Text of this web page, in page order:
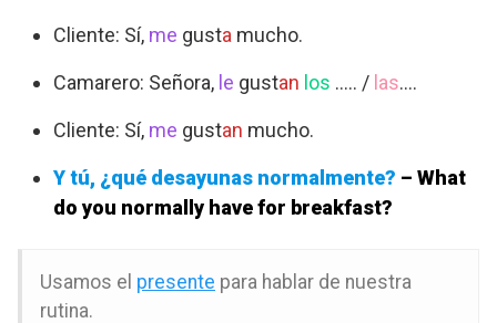
Cliente: Sí, me gusta mucho.
Camarero: Señora, le gustan los ….. / las….
Cliente: Sí, me gustan mucho.
Y tú, ¿qué desayunas normalmente? – What
do you normally have for breakfast?
Usamos el presente para hablar de nuestra
rutina.